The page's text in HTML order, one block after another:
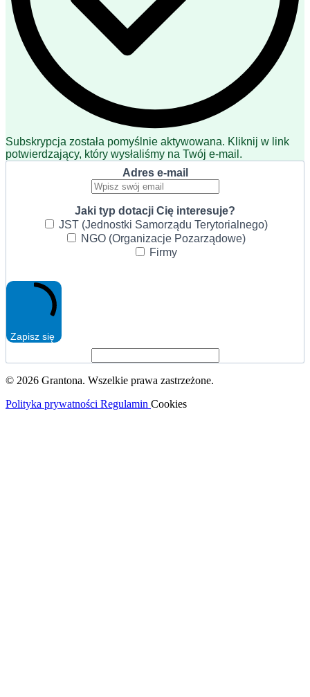
Subskrypcja została pomyślnie aktywowana. Kliknij w link
potwierdzający, który wysłaliśmy na Twój e-mail.
Adres e-mail
Jaki typ dotacji Cię interesuje?
JST (Jednostki Samorządu Terytorialnego)
NGO (Organizacje Pozarządowe)
Firmy
Zapisz się
© 2026 Grantona. Wszelkie prawa zastrzeżone.
Polityka prywatności Regulamin Cookies